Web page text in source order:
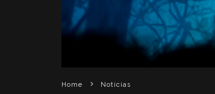
Home Notícias